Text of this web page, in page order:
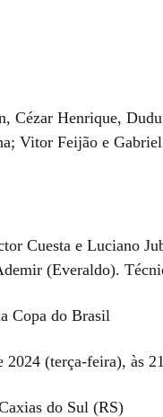
Cézar Henrique,
Vitor Feijão e
Cuesta e Luciano
(Everaldo).
Copa do Brasil
2024 (terça-feira), às
do Sul (RS)